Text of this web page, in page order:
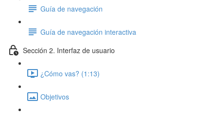
Guía de navegación
Guía de navegación interactiva
Sección 2. Interfaz de usuario
¿Cómo vas? (1:13)
Objetivos